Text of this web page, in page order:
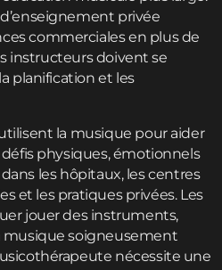
privée
commerciales en plus de
instructeurs doivent se
planification et les
la musique pour aider
physiques, émotionnels
les hôpitaux, les centres
et les pratiques privées. Les
jouer des instruments,
musique soigneusement
nécessite une